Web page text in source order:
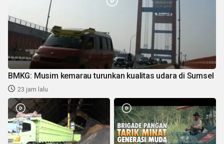
BMKG: Musim kemarau turunkan kualitas udara di Sumsel
23 jam lalu